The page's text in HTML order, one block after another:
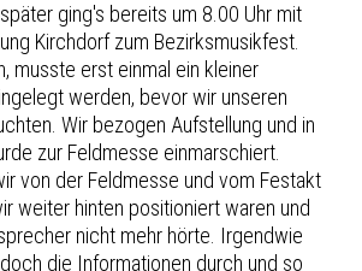
ging's bereits um 8.00 Uhr mit
Kirchdorf zum Bezirksmusikfest.
musste erst einmal ein kleiner
werden, bevor wir unseren
Wir bezogen Aufstellung und in
zur Feldmesse einmarschiert.
von der Feldmesse und vom Festakt
weiter hinten positioniert waren und
nicht mehr hörte. Irgendwie
die Informationen durch und so